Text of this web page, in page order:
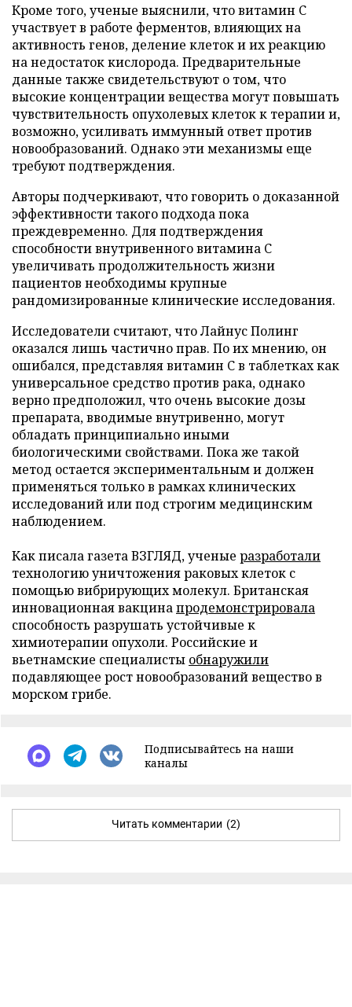
Кроме того, ученые выяснили, что витамин C
участвует в работе ферментов, влияющих на
активность генов, деление клеток и их реакцию
на недостаток кислорода. Предварительные
данные также свидетельствуют о том, что
высокие концентрации вещества могут повышать
чувствительность опухолевых клеток к терапии и,
возможно, усиливать иммунный ответ против
новообразований. Однако эти механизмы еще
требуют подтверждения.
Авторы подчеркивают, что говорить о доказанной
эффективности такого подхода пока
преждевременно. Для подтверждения
способности внутривенного витамина C
увеличивать продолжительность жизни
пациентов необходимы крупные
рандомизированные клинические исследования.
Исследователи считают, что Лайнус Полинг
оказался лишь частично прав. По их мнению, он
ошибался, представляя витамин C в таблетках как
универсальное средство против рака, однако
верно предположил, что очень высокие дозы
препарата, вводимые внутривенно, могут
обладать принципиально иными
биологическими свойствами. Пока же такой
метод остается экспериментальным и должен
применяться только в рамках клинических
исследований или под строгим медицинским
наблюдением.
Как писала газета ВЗГЛЯД, ученые разработали
технологию уничтожения раковых клеток с
помощью вибрирующих молекул. Британская
инновационная вакцинапродемонстрировала
способность разрушать устойчивые к
химиотерапии опухоли. Российские и
вьетнамские специалисты обнаружили
подавляющее рост новообразований вещество в
морском грибе.
Подписывайтесь на наши
каналы
Читать комментарии (2)